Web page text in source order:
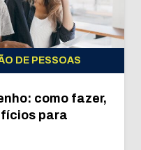
DE PESSOAS
como fazer,
para